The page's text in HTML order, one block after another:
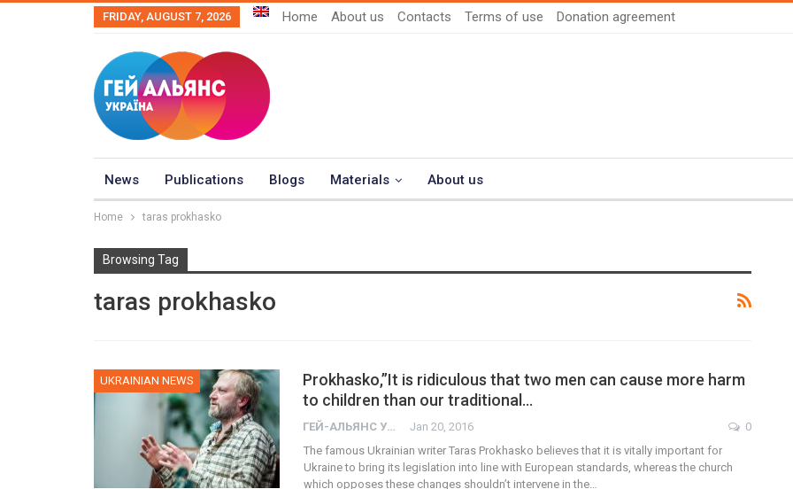
FRIDAY, AUGUST 7, 2026 Home About us Contacts Terms of use Donation agreement
News Publications Blogs Materials About us
Home taras prokhasko
Browsing Tag
taras prokhasko
UKRAINIAN NEWS
Prokhasko,”It is ridiculous that two men can cause more harm
to children than our traditional…
ГЕЙ-АЛЬЯНС УКРАИНА Jan 20, 2016
0
The famous Ukrainian writer Taras Prokhasko believes that it is vitally important for
Ukraine to bring its legislation into line with European standards, whereas the church
which opposes these changes shouldn’t intervene in the…